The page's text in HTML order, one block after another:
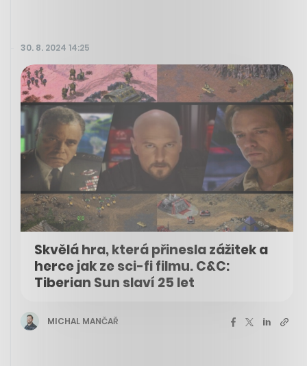
30. 8. 2024 14:25
Skvělá hra, která přinesla zážitek a
herce jak ze sci-fi filmu. C&C:
Tiberian Sun slaví 25 let
MICHAL MANČAŘ